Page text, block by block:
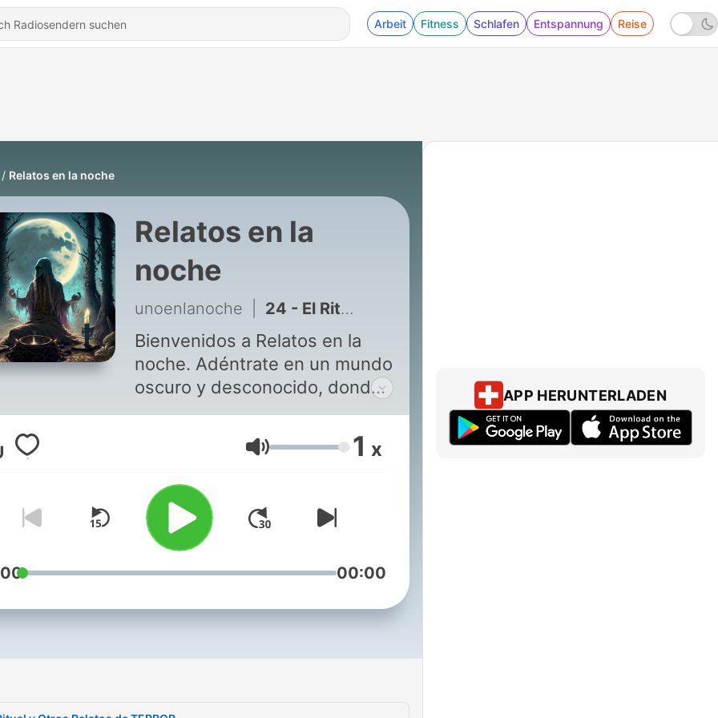
Arbeit Fitness Schlafen Entspannung Reise
Relatos en la noche
Relatos en la
noche
unoenlanoche 24 - El Ritual y Otros Relatos de TERROR
Bienvenidos a Relatos en la
noche. Adéntrate en un mundo
oscuro y desconocido, donde
los secretos más
escalofriantes y las historias
más misteriosas cobran vida.
Aquí, exploraremos lo
inexplicable, lo sobrenatural y
lo macabro. Prepárate para
sumergirte en relatos llenos de
suspense y terror, donde el
compañero constante.
casos sin resolver,
sobrenaturales y mucho más.
Lautstärke 1 x
00:00
APP HERUNTERLADEN